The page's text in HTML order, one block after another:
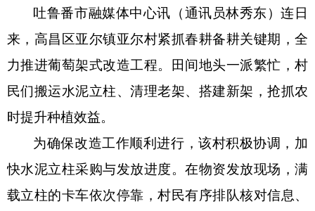
生产安全
价格和收费
自然资源
市场监管
应急管理
吐鲁番市融媒体中心讯（通讯员林秀东）连日
来，高昌区亚尔镇亚尔村紧抓春耕备耕关键期，全
力推进葡萄架式改造工程。田间地头一派繁忙，村
民们搬运水泥立柱、清理老架、搭建新架，抢抓农
时提升种植效益。
为确保改造工作顺利进行，该村积极协调，加
快水泥立柱采购与发放进度。在物资发放现场，满
载立柱的卡车依次停靠，村民有序排队核对信息、